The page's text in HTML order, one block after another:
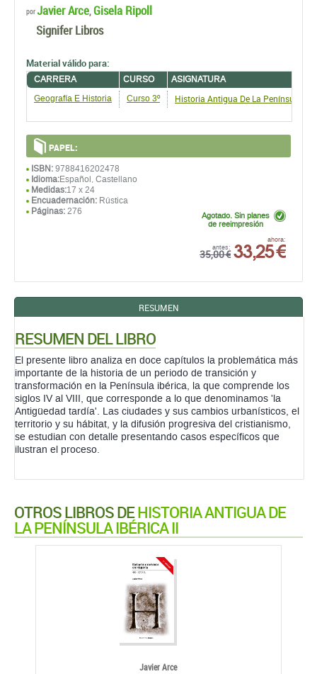
porJavier Arce,Gisela Ripoll
Signifer Libros
Material válido para:
CARRERA CURSO
ASIGNATURA
Geografía E Historia
Curso 3º Historia Antigua De La Península
PAPEL:
ISBN: 9788416202478
Idioma:Español, Castellano
Medidas:17 x 24
Encuadernación: Rústica
Páginas: 276
antes:
35,00 €
ahora:
33,25 €
Agotado. Sin planes
de reeimpresión
RESUMEN
RESUMEN DEL LIBRO
El presente libro analiza en doce capítulos la problemática más
importante de la historia de un periodo de transición y
transformación en la Península ibérica, la que comprende los
siglos IV al VIII, que corresponde a lo que denominamos 'la
Antigüedad tardía'. Las ciudades y sus cambios urbanísticos, el
territorio y su hábitat, y la difusión progresiva del cristianismo,
se estudian con detalle presentando casos específicos que
ilustran el proceso.
OTROS LIBROS DEHISTORIA ANTIGUA DE
LA PENÍNSULA IBÉRICA II
Javier Arce